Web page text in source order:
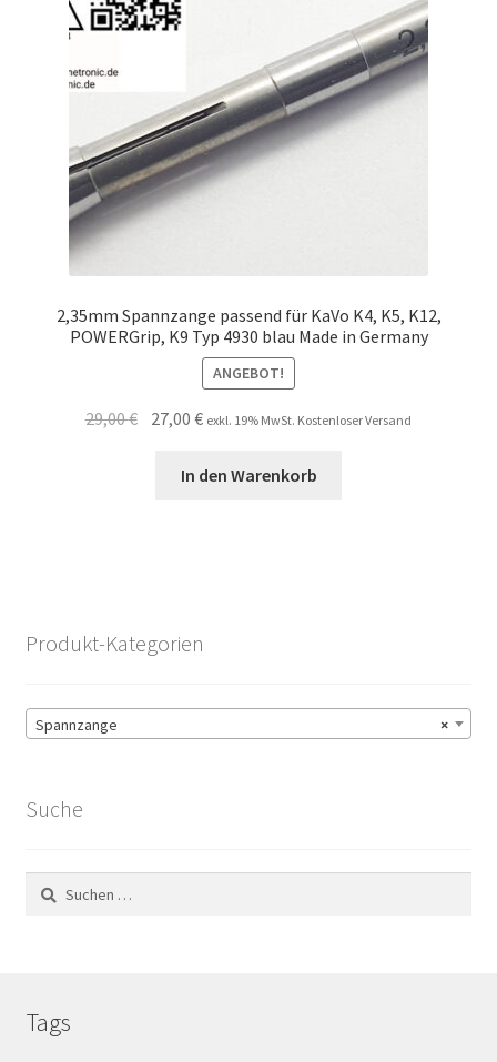
2,35mm Spannzange passend für KaVo K4, K5, K12,
POWERGrip, K9 Typ 4930 blau Made in Germany
ANGEBOT!
29,00€ Ursprünglicher
27,00€Aktueller
ist:
exkl. 19% MwSt. Kostenloser Versand
In den Warenkorb
Produkt-Kategorien
×
Spannzange
Suche
Suchen
nach:
Tags